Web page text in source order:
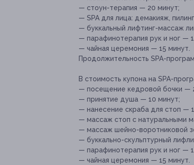
— стоун-терапия — 20 минут;
— SPA для лица: демакияж,
— буккальный лифтинг-массаж
— парафинотерапия рук и ног —
— чайная церемония — 15 минут.
Продолжительность SPA-
В стоимость купона на SPA-
— посещение кедровой бочки —
— принятие душа — 10 минут;
— нанесение скраба для стоп —
— массаж стоп с натуральными
— массаж шейно-воротниковой
— буккально-скульптурный
— парафинотерапия рук и ног —
— чайная церемония — 15 минут.